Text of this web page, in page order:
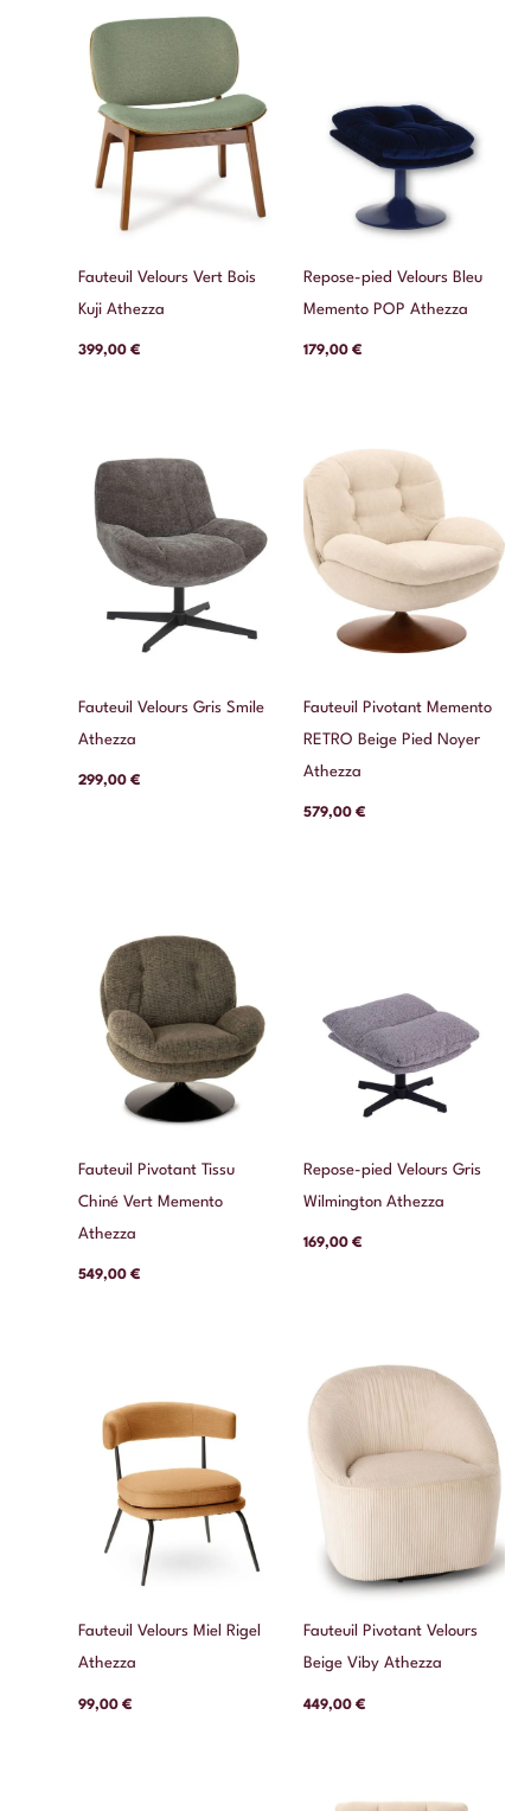
Fauteuil Velours Vert Bois
Kuji Athezza
399,00€
Repose-pied Velours Bleu
Memento POP Athezza
179,00 €
Fauteuil Velours Gris Smile
Athezza
299,00€
Fauteuil Pivotant Memento
RETRO Beige Pied Noyer
Athezza
579,00 €
Fauteuil Pivotant Tissu
Chiné Vert Memento
Athezza
549,00€
Repose-pied Velours Gris
Wilmington Athezza
169,00 €
Fauteuil Velours Miel Rigel
Athezza
99,00€
Fauteuil Pivotant Velours
Beige Viby Athezza
449,00 €